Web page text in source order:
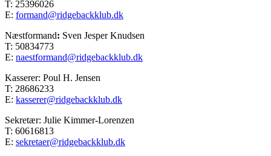
T: 25396026
E: formand@ridgebackklub.dk
Næstformand: Sven Jesper Knudsen
T: 50834773
E: naestformand@ridgebackklub.dk
Kasserer: Poul H. Jensen
T: 28686233
E: kasserer@ridgebackklub.dk
Sekretær: Julie Kimmer-Lorenzen
T: 60616813
E: sekretaer@ridgebackklub.dk